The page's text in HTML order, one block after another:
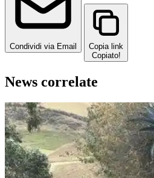
Condividi via Email
Copia link
Copiato!
News correlate